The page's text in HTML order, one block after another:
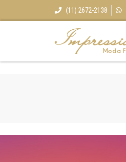
(11) 2672-2138